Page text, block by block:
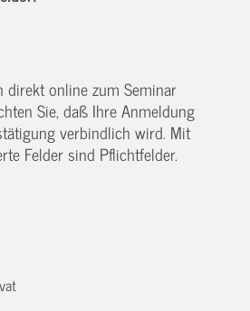
direkt online zum Seminar
Sie, daß Ihre Anmeldung
verbindlich wird. Mit
Felder sind Pflichtfelder.